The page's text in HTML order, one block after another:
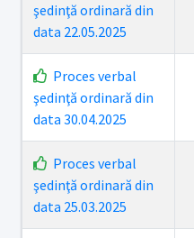
şedinţă ordinară din
data 22.05.2025
Proces verbal
şedinţă ordinară din
data 30.04.2025
Proces verbal
şedinţă ordinară din
data 25.03.2025